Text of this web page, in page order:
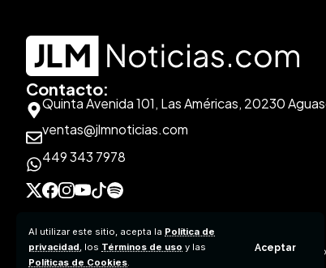
Al utilizar este sitio, acepta la Política de
privacidad, los Términos de uso y las
Políticas de Cookies.
Aceptar
Contacto:
Quinta Avenida 101, Las Américas, 20230
ventas@jlmnoticias.com
449 343 7978
Aviso de PrivacidadPolíticas de Contenido Políticas de